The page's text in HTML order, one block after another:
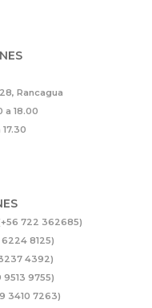
Rancagua
a 18.00
722 362685)
8125)
4392)
9755)
3410 7263)